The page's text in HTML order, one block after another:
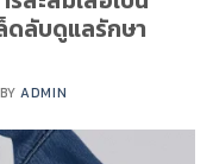
ดลับดูแลรักษา
BYADMIN